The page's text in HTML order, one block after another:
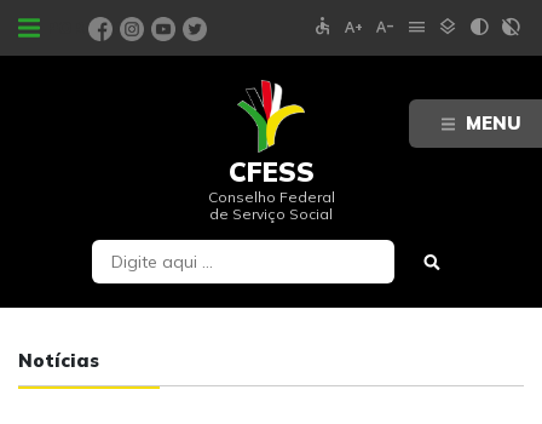
MENU
PORTAIS accessible text_increase text_decrease menu layers contrast contrast_rtl_off
CFESS
Conselho Federal
de Serviço Social
Notícias